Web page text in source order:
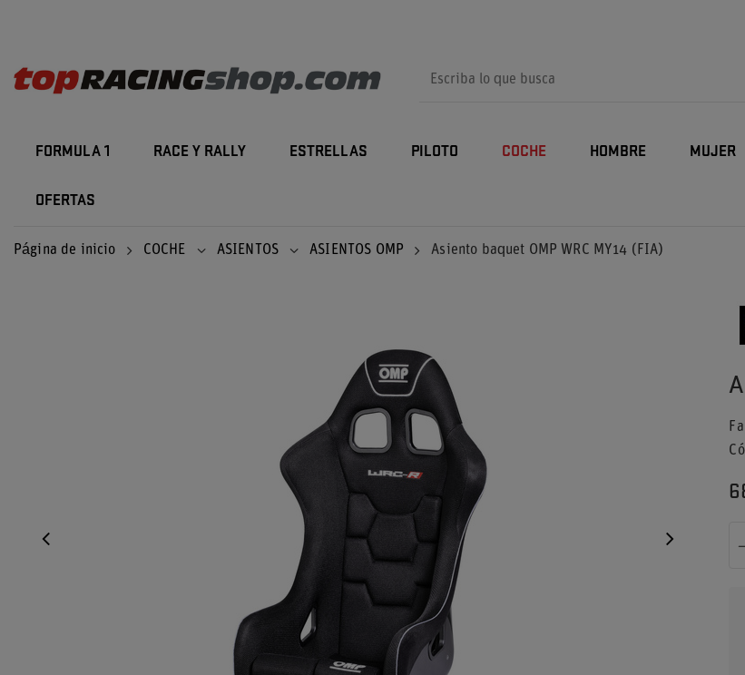
FORMULA 1 RACE Y RALLY ESTRELLAS PILOTO COCHE HOMBRE MUJER
OFERTAS
Página de inicio COCHE ASIENTOS ASIENTOS OMP Asiento baquet OMP WRC MY14 (FIA)